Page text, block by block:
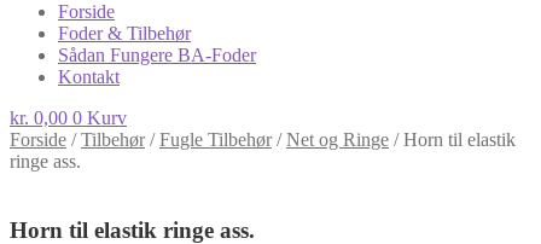
Forside
Foder & Tilbehør
Sådan Fungere BA-Foder
Kontakt
kr. 0,00 0 Kurv
Forside /Tilbehør/Fugle Tilbehør/Net og Ringe /Horn til elastik
ringe ass.
Horn til elastik ringe ass.